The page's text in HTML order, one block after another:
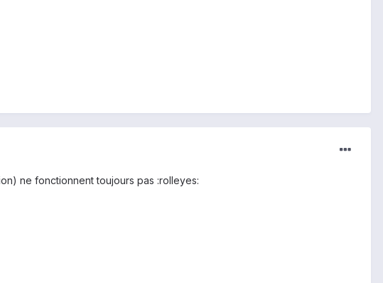
ne fonctionnent toujours pas :rolleyes: